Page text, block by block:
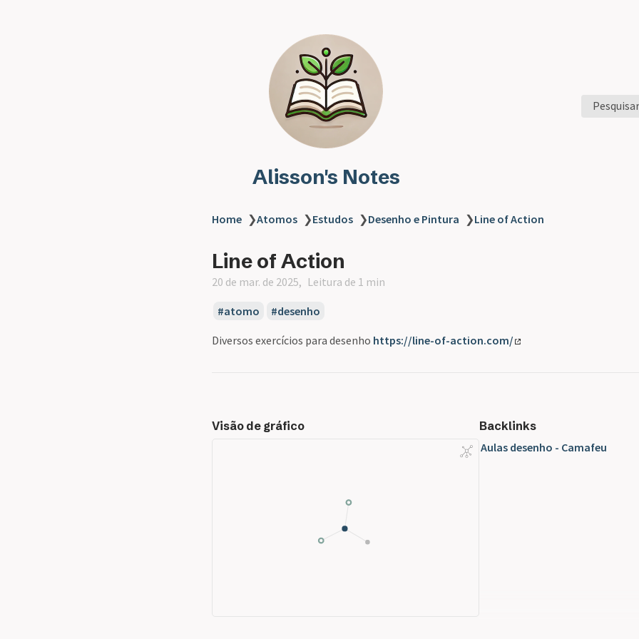
Alisson's Notes
Home ❯Atomos ❯Estudos ❯Desenho e Pintura ❯Line of Action
Line of Action
20 de mar. de 2025 Leitura de 1 min
atomo desenho
Diversos exercícios para desenho https://line-of-action.com/
Visão de gráfico
Backlinks
Aulas desenho - Camafeu